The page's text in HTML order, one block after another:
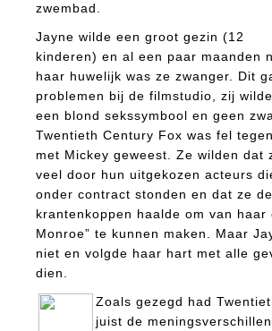
zwembad.
Jayne wilde een groot gezin (12
kinderen) en al een paar maanden
haar huwelijk was ze zwanger. Dit
problemen bij de filmstudio, zij
een blond sekssymbool en geen
Twentieth Century Fox was fel
met Mickey geweest. Ze wilden dat
veel door hun uitgekozen acteurs
onder contract stonden en dat ze de
krantenkoppen haalde om van haar
Monroe” te kunnen maken. Maar
niet en volgde haar hart met alle
dien.
Zoals gezegd had
juist de